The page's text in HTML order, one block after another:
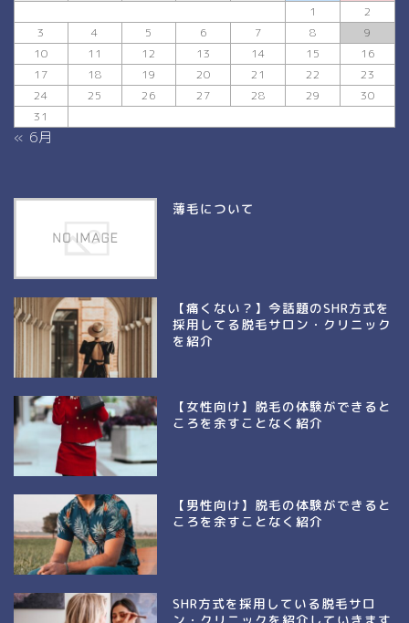
1
2
3
4 5 6 7 8
9
10
11 12 13 14 15
16
17
18 19 20 21 22
23
24
25 26 27 28 29
30
31
« 6月
薄毛について
【痛くない？】今話題のSHR方式を
採用してる脱毛サロン・クリニック
を紹介
【女性向け】脱毛の体験ができると
ころを余すことなく紹介
【男性向け】脱毛の体験ができると
ころを余すことなく紹介
SHR方式を採用している脱毛サロ